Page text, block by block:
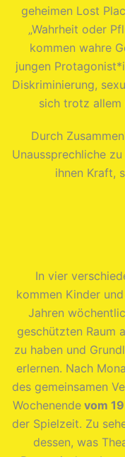
geheimen Lost
„Wahrheit oder
kommen wahre
jungen
Diskriminierung,
sich trotz allem
Durch
Unaussprechliche
ihnen Kraft,
In vier
kommen Kinder
Jahren
geschützten Raum
zu haben und
erlernen. Nach
des gemeinsamen
Wochenendevom
der Spielzeit. Zu
dessen, was